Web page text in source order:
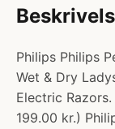
Philips Philips
Wet & Dry
Electric
199.00 kr.)